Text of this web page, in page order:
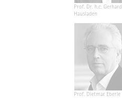
Prof. Dr. h.c. Gerhard
Hausladen
Prof. Dietmar Eberle